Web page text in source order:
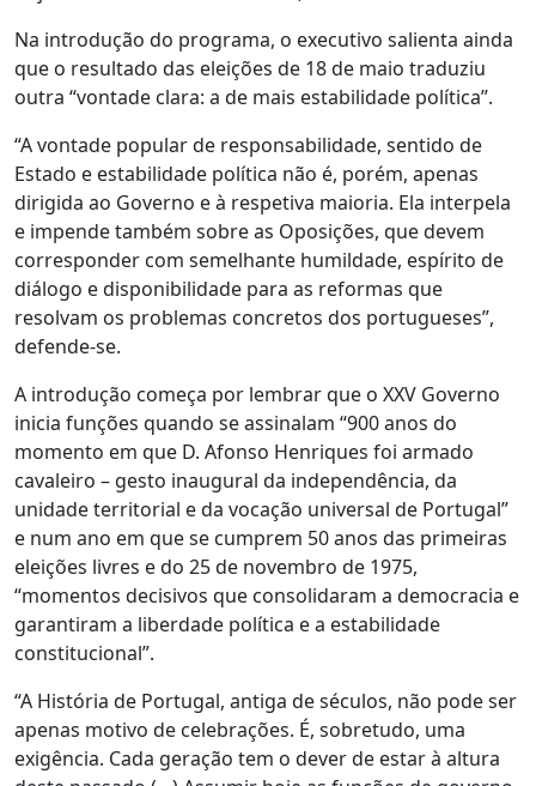
Na introdução do programa, o executivo salienta ainda
que o resultado das eleições de 18 de maio traduziu
outra “vontade clara: a de mais estabilidade política”.
“A vontade popular de responsabilidade, sentido de
Estado e estabilidade política não é, porém, apenas
dirigida ao Governo e à respetiva maioria. Ela interpela
e impende também sobre as Oposições, que devem
corresponder com semelhante humildade, espírito de
diálogo e disponibilidade para as reformas que
resolvam os problemas concretos dos portugueses”,
defende-se.
A introdução começa por lembrar que o XXV Governo
inicia funções quando se assinalam “900 anos do
momento em que D. Afonso Henriques foi armado
cavaleiro – gesto inaugural da independência, da
unidade territorial e da vocação universal de Portugal”
e num ano em que se cumprem 50 anos das primeiras
eleições livres e do 25 de novembro de 1975,
“momentos decisivos que consolidaram a democracia e
garantiram a liberdade política e a estabilidade
constitucional”.
“A História de Portugal, antiga de séculos, não pode ser
apenas motivo de celebrações. É, sobretudo, uma
exigência. Cada geração tem o dever de estar à altura